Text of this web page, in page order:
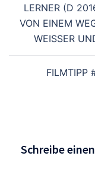
LERNER (D
VON EINEM
WEISSER
FILMTIPP
Schreibe